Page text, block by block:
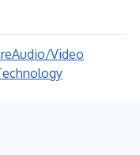
Audio/Video